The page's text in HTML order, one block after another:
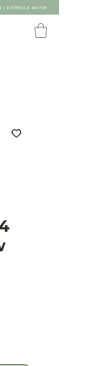
| ENTREGA 48/72H